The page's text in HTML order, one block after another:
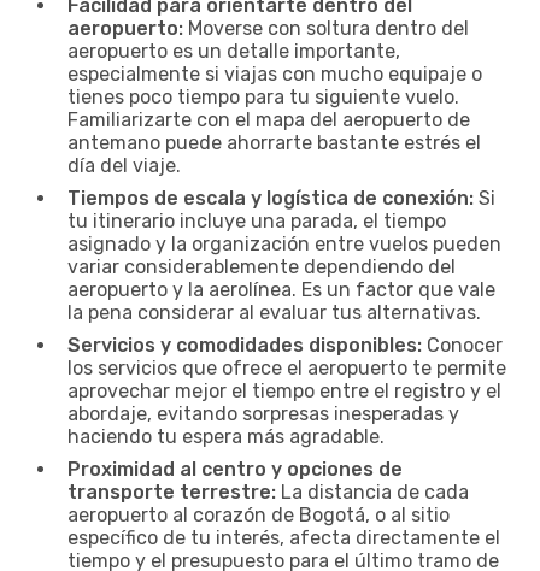
Facilidad para orientarte dentro del
aeropuerto: Moverse con soltura dentro del
aeropuerto es un detalle importante,
especialmente si viajas con mucho equipaje o
tienes poco tiempo para tu siguiente vuelo.
Familiarizarte con el mapa del aeropuerto de
antemano puede ahorrarte bastante estrés el
día del viaje.
Tiempos de escala y logística de conexión: Si
tu itinerario incluye una parada, el tiempo
asignado y la organización entre vuelos pueden
variar considerablemente dependiendo del
aeropuerto y la aerolínea. Es un factor que vale
la pena considerar al evaluar tus alternativas.
Servicios y comodidades disponibles: Conocer
los servicios que ofrece el aeropuerto te permite
aprovechar mejor el tiempo entre el registro y el
abordaje, evitando sorpresas inesperadas y
haciendo tu espera más agradable.
Proximidad al centro y opciones de
transporte terrestre: La distancia de cada
aeropuerto al corazón de Bogotá, o al sitio
específico de tu interés, afecta directamente el
tiempo y el presupuesto para el último tramo de